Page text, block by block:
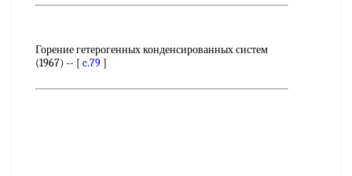
Горение гетерогенных конденсированных систем
(1967) -- [ c.79]